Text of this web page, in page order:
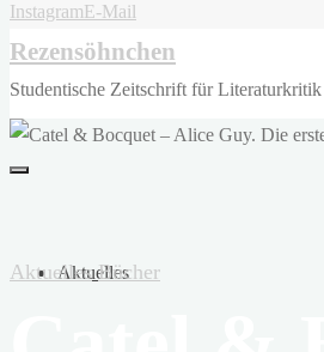
InstagramE-Mail
Rezensöhnchen
Studentische Zeitschrift für Literaturkritik
Aktuelles
Aktuelles Bücher